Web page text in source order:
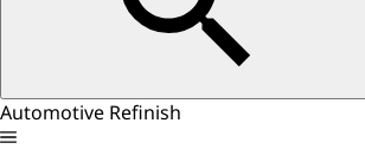
Automotive Refinish